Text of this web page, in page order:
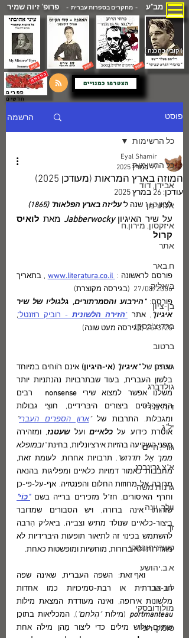
מב"ע - מחקרים בספרות עברית -פרופ' זיוה שמיר
( קובץ בהכנה )
הצטרפו כמנויים
ספרים
חדשים
פוסט הרשמה
כל הרשימות
אבידן, דוד
אלתרמן
איזקסון, מירון.ח
אתר
ח.באר
ביאליק
בן-ציון
ברדיצ'בסקי
ברטוב
גוטמן
גולדברג
דור, מירי
יל"ג
גורי, חיים
א"צ גרינברג
גרנות משה
וולך, יונה
זך
טשרניחובסקי
א.ב.יהושע
לוז, צבי
מולודובסקי
סומק, רוני
כל הרשימות
המוזה בארץ המראות (מעודכן 2025)
Eyal Shamir
19 במרץ 2025
עודכן: 26 במרץ 2025
לציון 160 שנה ל "עליזה בארץ הפלאות" (1865)
על שיר האיגיון Jabberwocky מאת
קרול
פורסם לראשונה : www.literatura.co.il
27/08/2006  (בגירסה מקוצרת)
פורסם:
איגיון", אתר "הזירה הלשונית - רוביק רוזנטל"
25/3/25 (בגירסה מעט שונה)
שירים של "איגיון" (אי-היגיון)
משלנו אפשר למצוא שירי nonsense
ומגבלות. התרבות של "ארון הספרים העברי"
אוסרת כידוע על כלאיים ועל שעטנז
מפני השקיעה בהזיות אירציונליות, בחינת
ממך אַל תדרוש"
וחרף האיסורים, חז"ל מזכירים ברייה בשם "כּוֹי"
מוגדרות ולא ברורות, מוחשיות ומופשטות כאחת.
מלשונות אירופה, ואינה מעודדת המצאת מילות
portmanteau (מילות "הֶלחם"